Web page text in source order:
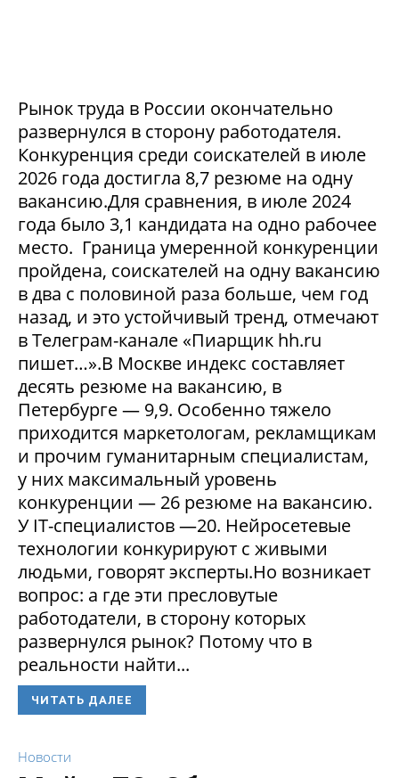
Рынок труда в России окончательно
развернулся в сторону работодателя.
Конкуренция среди соискателей в июле
2026 года достигла 8,7 резюме на одну
вакансию.Для сравнения, в июле 2024
года было 3,1 кандидата на одно рабочее
место. Граница умеренной конкуренции
пройдена, соискателей на одну вакансию
в два с половиной раза больше, чем год
назад, и это устойчивый тренд, отмечают
в Телеграм-канале «Пиарщик hh.ru
пишет…».В Москве индекс составляет
десять резюме на вакансию, в
Петербурге — 9,9. Особенно тяжело
приходится маркетологам, рекламщикам
и прочим гуманитарным специалистам,
у них максимальный уровень
конкуренции — 26 резюме на вакансию.
У IT-специалистов —20. Нейросетевые
технологии конкурируют с живыми
людьми, говорят эксперты.Но возникает
вопрос: а где эти пресловутые
работодатели, в сторону которых
развернулся рынок? Потому что в
реальности найти...
ЧИТАТЬ ДАЛЕЕ
Новости